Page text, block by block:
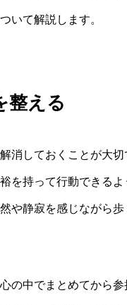
いて解説します。
整える
消しておくことが大
を持って行動できる
や静寂を感じながら
の中でまとめてから